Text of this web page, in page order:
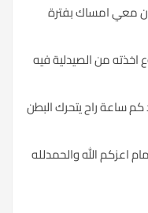
معي امساك بفترة
من الصيدلية فيه
كم ساعة راح يتحرك البطن
اعزكم الله والحمدلله